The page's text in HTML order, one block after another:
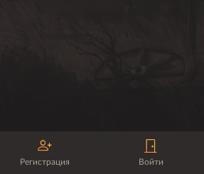
Регистрация Войти